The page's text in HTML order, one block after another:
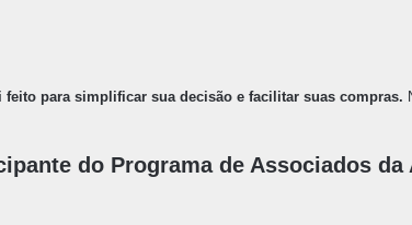
feito para simplificar sua decisão e facilitar suas compras.
do Programa de Associados